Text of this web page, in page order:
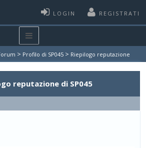
LOGIN REGISTRATI
> Profilo di SP045 > Riepilogo reputazione
reputazione di SP045